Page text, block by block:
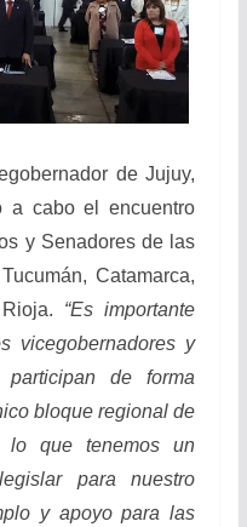
de Jujuy,
a cabo el encuentro
y Senadores de las
Catamarca,
“Es importante
vicegobernadores y
de forma
bloque regional de
lo que tenemos un
para nuestro
y apoyo para las